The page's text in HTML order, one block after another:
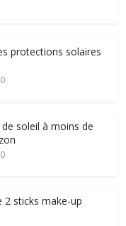
protections solaires
0
soleil à moins de
0
2 sticks make-up